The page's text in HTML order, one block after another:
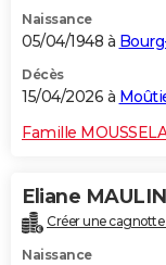
Naissance
05/04/1948 à
Décès
15/04/2026 à
Famille
Eliane
Créer une cagnotte
Naissance